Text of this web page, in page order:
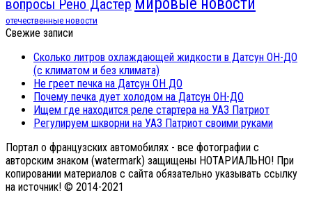
вопросы Рено Дастер
отечественные новости
Свежие записи
Сколько литров охлаждающей жидкости в Датсун ОН-ДО
(с климатом и без климата)
Не греет печка на Датсун ОН ДО
Почему печка дует холодом на Датсун ОН-ДО
Ищем где находится реле стартера на УАЗ Патриот
Регулируем шкворни на УАЗ Патриот своими руками
Портал о французских автомобилях - все фотографии с
авторским знаком (watermark) защищены НОТАРИАЛЬНО! При
копировании материалов с сайта обязательно указывать ссылку
на источник! © 2014-2021